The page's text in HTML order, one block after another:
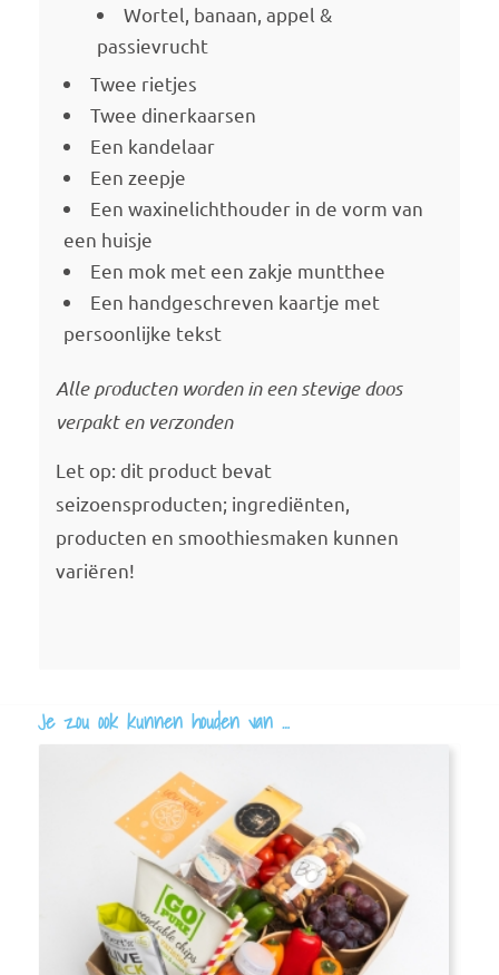
Wortel, banaan, appel &
passievrucht
Twee rietjes
Twee dinerkaarsen
Een kandelaar
Een zeepje
Een waxinelichthouder in de vorm van
een huisje
Een mok met een zakje muntthee
Een handgeschreven kaartje met
persoonlijke tekst
Alle producten worden in een stevige doos
verpakt en verzonden
Let op: dit product bevat
seizoensproducten; ingrediënten,
producten en smoothiesmaken kunnen
variëren!
Je zou ook kunnen houden van …